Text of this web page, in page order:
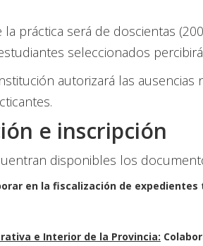
la práctica será de doscientas
seleccionados
autorizará las
e inscripción
disponibles los
en la fiscalización de
e Interior de la Provincia: